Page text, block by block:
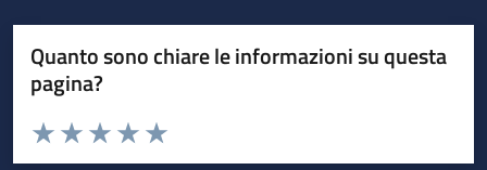
Quanto sono chiare le informazioni su questa
pagina?
Valuta da 1 a 5 stelle la pagina
Valuta 5 stelle su 5
Valuta 4 stelle su 5
Valuta 3 stelle su 5
Valuta 2 stelle su 5
Valuta 1 stelle su 5